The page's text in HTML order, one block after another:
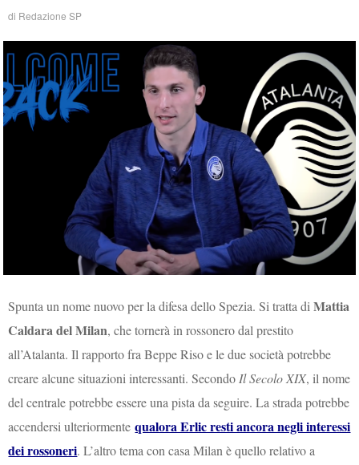
di Redazione SP
Spunta un nome nuovo per la difesa dello Spezia. Si tratta diMattia
Caldara del Milan, che tornerà in rossonero dal prestito
all’Atalanta. Il rapporto fra Beppe Riso e le due società potrebbe
creare alcune situazioni interessanti. Secondo Il Secolo XIX, il nome
del centrale potrebbe essere una pista da seguire. La strada potrebbe
accendersi ulteriormentequalora Erlic resti ancora negli interessi
dei rossoneri. L’altro tema con casa Milan è quello relativo a